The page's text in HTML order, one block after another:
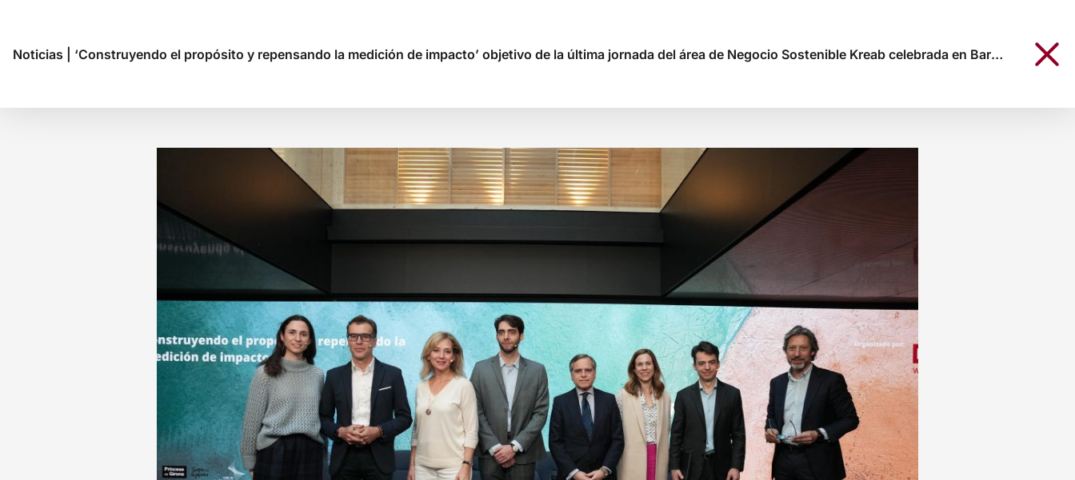
Noticias ‘Construyendo el propósito y repensando la medición de impacto’ objetivo de la última jornada del área de Negocio Sostenible Kreab celebrada en Barcelona